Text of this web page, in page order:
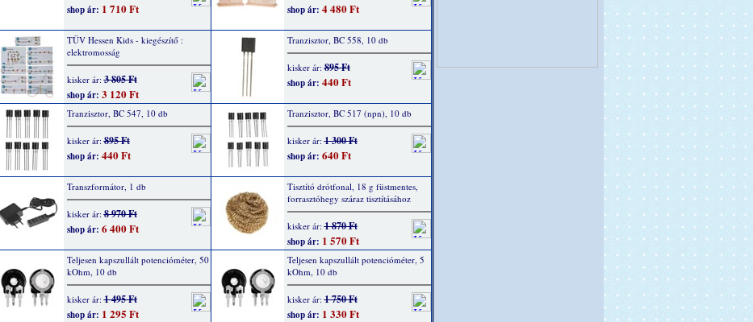
shop ár: 1 710 Ft shop ár: 4 480 Ft
TÜV Hessen Kids - kiegészítő :
elektromosság
kisker ár:3 805 Ft
shop ár: 3 120 Ft
Tranzisztor, BC 558, 10 db
kisker ár:895 Ft
shop ár: 440 Ft
Tranzisztor, BC 547, 10 db
kisker ár:895 Ft
shop ár: 440 Ft
Tranzisztor, BC 517 (npn), 10 db
kisker ár:1 300 Ft
shop ár: 640 Ft
Transzformátor, 1 db
kisker ár:8 970 Ft
shop ár: 6 400 Ft
Tisztító drótfonal, 18 g füstmentes,
forrasztóhegy száraz tisztításához
kisker ár:1 870 Ft
shop ár: 1 570 Ft
Teljesen kapszullált potencióméter, 50
kOhm, 10 db
kisker ár:1 495 Ft
shop ár: 1 295 Ft
Teljesen kapszullált potencióméter, 5
kOhm, 10 db
kisker ár:1 750 Ft
shop ár: 1 330 Ft